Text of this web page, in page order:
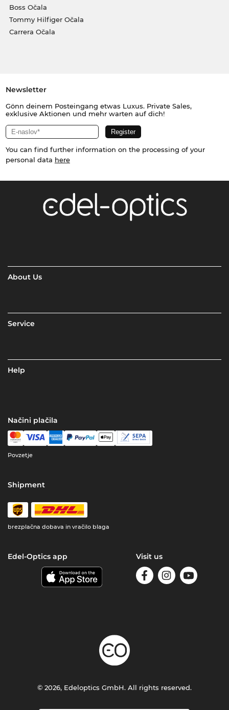
Boss Očala
Tommy Hilfiger Očala
Carrera Očala
Newsletter
Gönn deinem Posteingang etwas Luxus. Private Sales,
exklusive Aktionen und mehr warten auf dich!
You can find further information on the processing of your
personal data here
About Us
Service
Help
Načini plačila
Povzetje
Shipment
brezplačna dobava in vračilo blaga
Edel-Optics app Visit us
© 2026, Edeloptics GmbH. All rights reserved.